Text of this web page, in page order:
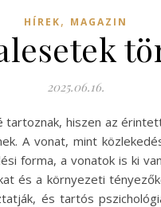
HÍREK, MAGAZIN
2025.06.16.
hiszen az
A vonat, mint
forma, a vonatok is ki
és a környezeti
és tartós